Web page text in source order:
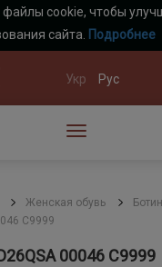
cookie, чтобы
сайта. Подробнее
Укр Рус
Женская обувь
C9999
00046 C9999